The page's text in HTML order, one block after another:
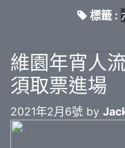
標籤 :
維園年宵人
須取票進場
2021年2月6號 by